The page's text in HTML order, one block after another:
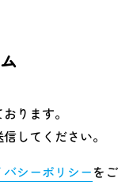
ります。
してください。
バシーポリシーをご